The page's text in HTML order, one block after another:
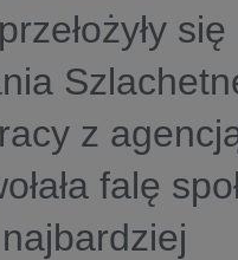
się
z
falę